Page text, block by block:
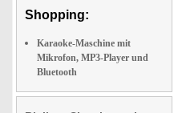
Shopping:
Karaoke-Maschine mit
Mikrofon, MP3-Player und
Bluetooth